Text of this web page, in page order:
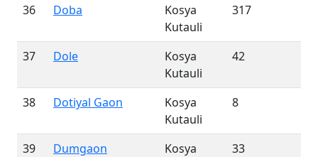
36 Doba
Kosya
Kutauli
317
37 Dole
Kosya
Kutauli
42
38 Dotiyal Gaon
Kosya
Kutauli
8
39 Dumgaon
Kosya
33